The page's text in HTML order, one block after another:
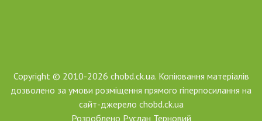
Copyright © 2010-2026 chobd.ck.ua. Копіювання матеріалів
дозволено за умови розміщення прямого гіперпосилання на
сайт-джерело chobd.ck.ua
Розроблено Руслан Терновий